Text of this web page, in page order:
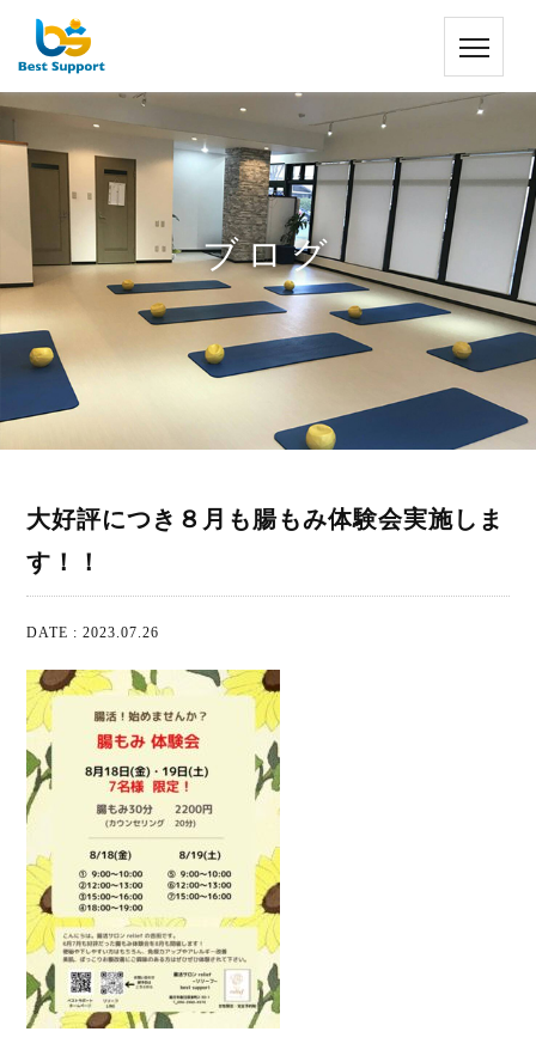
ブログ
大好評につき８月も腸もみ体験会実施しま
す！！
DATE : 2023.07.26